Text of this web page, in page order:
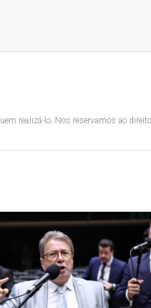
realizá-lo. Nos reservamos ao